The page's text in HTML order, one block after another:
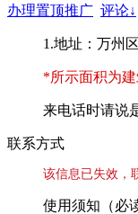
办理置顶推广 评论↓
1.地址：万州
*所示面积为
来电话时请说
联系方式
该信息已失效，
使用须知（必